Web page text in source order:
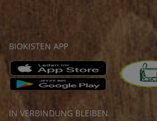
BIOKISTEN APP
IN VERBINDUNG BLEIBEN